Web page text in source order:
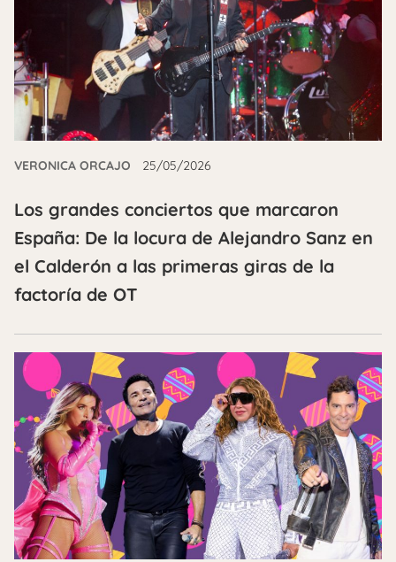
VERONICA ORCAJO 25/05/2026
Los grandes conciertos que marcaron
España: De la locura de Alejandro Sanz en
el Calderón a las primeras giras de la
factoría de OT